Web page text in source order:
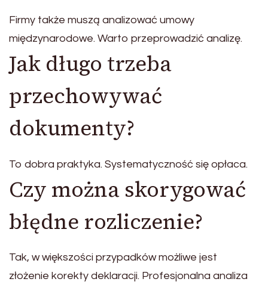
Firmy także muszą analizować umowy
międzynarodowe. Warto przeprowadzić analizę.
Jak długo trzeba
przechowywać
dokumenty?
To dobra praktyka. Systematyczność się opłaca.
Czy można skorygować
błędne rozliczenie?
Tak, w większości przypadków możliwe jest
złożenie korekty deklaracji. Profesjonalna analiza